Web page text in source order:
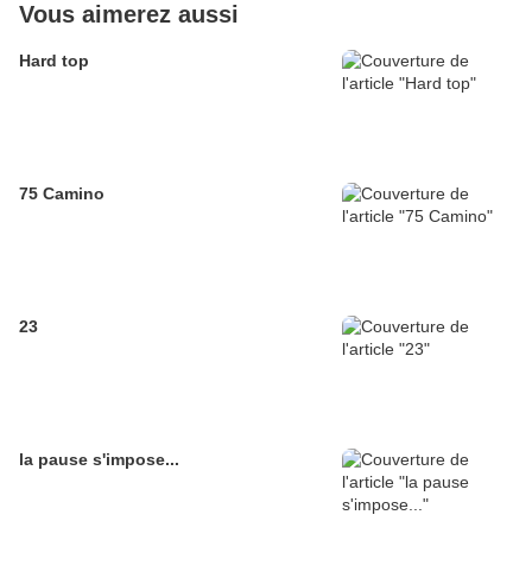
Vous aimerez aussi
Hard top
75 Camino
23
la pause s'impose...